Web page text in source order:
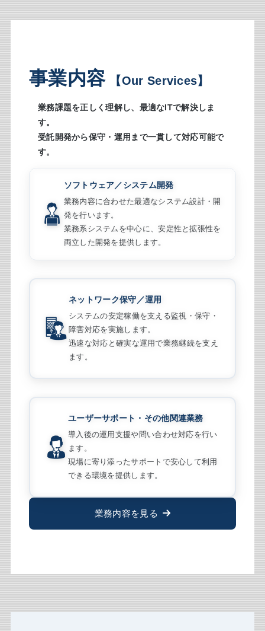
事業内容 【Our Services】
業務課題を正しく理解し、最適なITで解決しま
す。
受託開発から保守・運用まで一貫して対応可能で
す。
ソフトウェア／システム開発
業務内容に合わせた最適なシステム設計・開
発を行います。
業務系システムを中心に、安定性と拡張性を
両立した開発を提供します。
ネットワーク保守／運用
システムの安定稼働を支える監視・保守・
障害対応を実施します。
迅速な対応と確実な運用で業務継続を支え
ます。
ユーザーサポート・その他関連業務
導入後の運用支援や問い合わせ対応を行い
ます。
現場に寄り添ったサポートで安心して利用
できる環境を提供します。
業務内容を見る